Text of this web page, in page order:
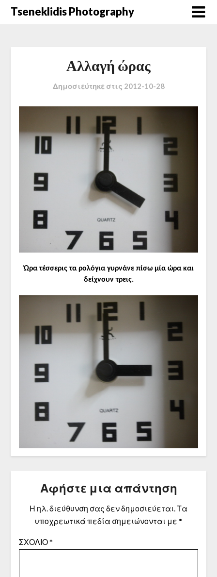
Μετάβαση
Tseneklidis Photography
Αλλαγή ώρας
Δημοσιεύτηκε στις 2012-10-28
Ώρα τέσσερις τα ρολόγια γυρνάνε πίσω μία ώρα και
δείχνουν τρεις.
Αφήστε μια απάντηση
Η ηλ. διεύθυνση σας δεν δημοσιεύεται.Τα
υποχρεωτικά πεδία σημειώνονται με *
ΣΧΌΛΙΟ*